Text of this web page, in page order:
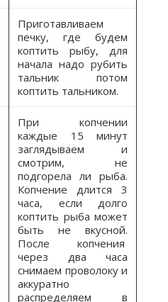
Приготавливаем
печку, где будем
коптить рыбу, для
начала надо рубить
тальник потом
коптить тальником.
При копчении
каждые 15 минут
заглядываем и
смотрим, не
подгорела ли рыба.
Копчение длится 3
часа, если долго
коптить рыба может
быть не вкусной.
После копчения
через два часа
снимаем проволоку и
аккуратно
распределяем в